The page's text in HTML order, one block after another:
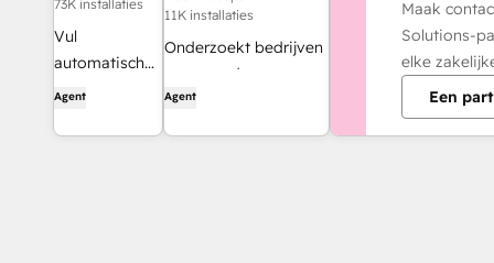
73K installaties
Vul
automatisch
gaten in je
Agent
11K installaties
Onderzoekt bedrijven
voor goede
achtergrondinformatie
voordat hij contact
Agent
Maak
Solutions-
elke
Een